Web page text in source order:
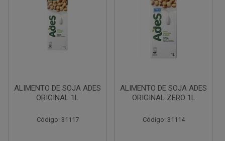
ALIMENTO DE SOJA ADES
ORIGINAL 1L
Código: 31117
ALIMENTO DE SOJA ADES
ORIGINAL ZERO 1L
Código: 31114